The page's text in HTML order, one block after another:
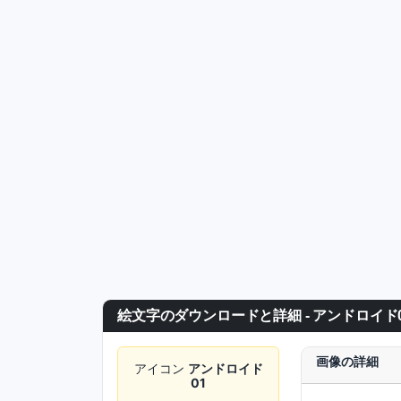
絵文字のダウンロードと詳細 - アンドロイド
アイコン アンドロイド
01
画像の詳細